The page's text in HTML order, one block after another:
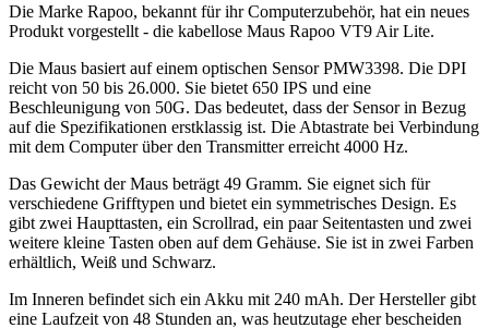
Die Marke Rapoo, bekannt für ihr Computerzubehör, hat ein neues
Produkt vorgestellt - die kabellose Maus Rapoo VT9 Air Lite.
Die Maus basiert auf einem optischen Sensor PMW3398. Die DPI
reicht von 50 bis 26.000. Sie bietet 650 IPS und eine
Beschleunigung von 50G. Das bedeutet, dass der Sensor in Bezug
auf die Spezifikationen erstklassig ist. Die Abtastrate bei Verbindung
mit dem Computer über den Transmitter erreicht 4000 Hz.
Das Gewicht der Maus beträgt 49 Gramm. Sie eignet sich für
verschiedene Grifftypen und bietet ein symmetrisches Design. Es
gibt zwei Haupttasten, ein Scrollrad, ein paar Seitentasten und zwei
weitere kleine Tasten oben auf dem Gehäuse. Sie ist in zwei Farben
erhältlich, Weiß und Schwarz.
Im Inneren befindet sich ein Akku mit 240 mAh. Der Hersteller gibt
eine Laufzeit von 48 Stunden an, was heutzutage eher bescheiden